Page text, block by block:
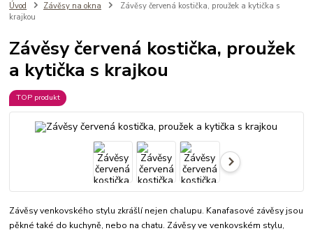
Úvod Závěsy na okna
Závěsy červená kostička, proužek a kytička s
krajkou
Závěsy červená kostička, proužek
a kytička s krajkou
TOP produkt
Závěsy venkovského stylu zkrášlí nejen chalupu. Kanafasové závěsy jsou
pěkné také do kuchyně, nebo na chatu. Závěsy ve venkovském stylu,